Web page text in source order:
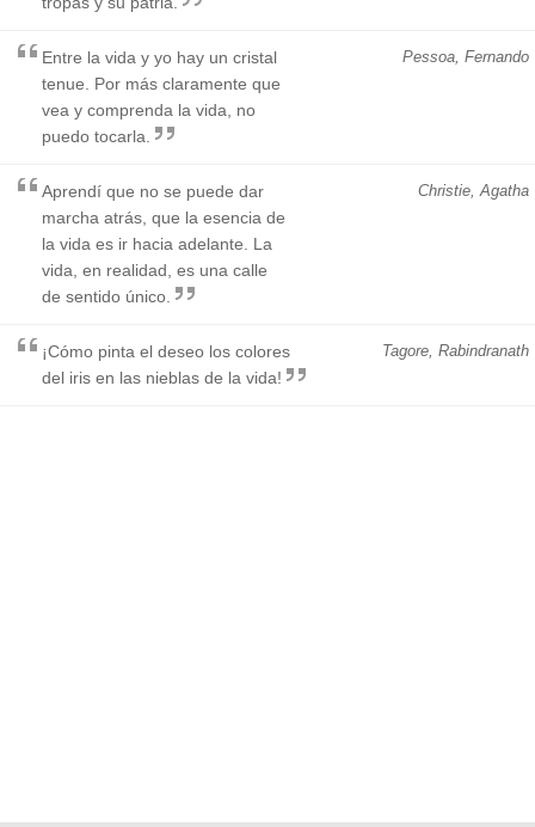
Pessoa, Fernando
Entre la vida y yo hay un cristal
tenue. Por más claramente que
vea y comprenda la vida, no
puedo tocarla.
Christie, Agatha
Aprendí que no se puede dar
marcha atrás, que la esencia de
la vida es ir hacia adelante. La
vida, en realidad, es una calle
de sentido único.
Tagore, Rabindranath
¡Cómo pinta el deseo los colores
del iris en las nieblas de la vida!